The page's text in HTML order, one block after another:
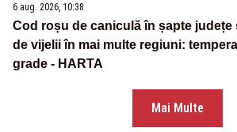
6 aug. 2026, 10:38
Cod roșu de caniculă în șapte
de vijelii în mai multe regiuni:
grade - HARTA
Mai Multe